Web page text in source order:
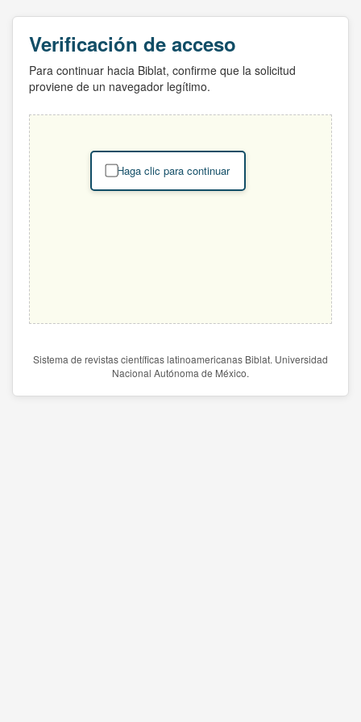
Verificación de acceso
Para continuar hacia Biblat, confirme que la solicitud
proviene de un navegador legítimo.
Haga clic para continuar
Sistema de revistas científicas latinoamericanas Biblat. Universidad
Nacional Autónoma de México.